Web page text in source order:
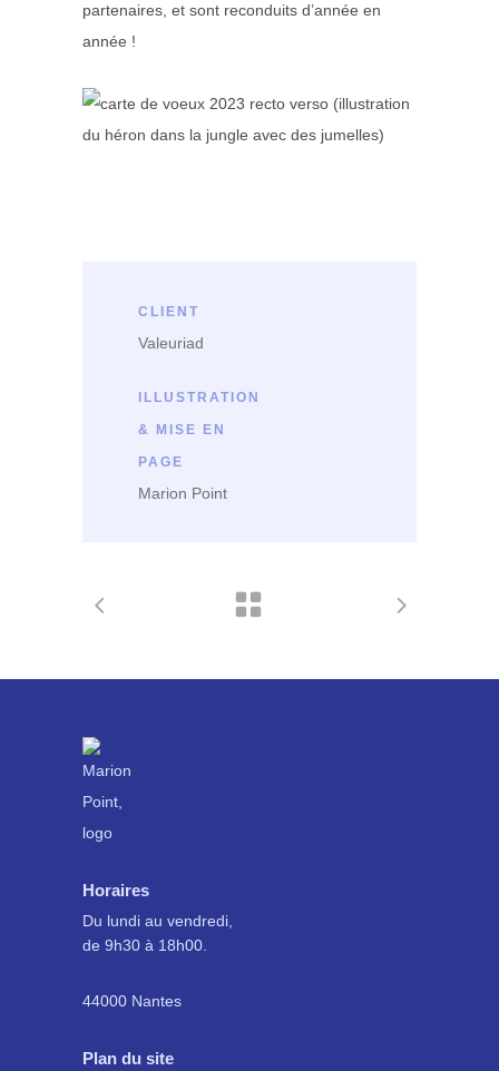
partenaires, et sont reconduits d’année en
année !
CLIENT
Valeuriad
ILLUSTRATION
& MISE EN
PAGE
Marion Point
Horaires
Du lundi au vendredi,
de 9h30 à 18h00.
44000 Nantes
Plan du site